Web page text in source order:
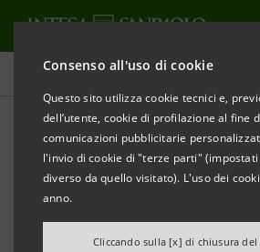
Consenso all'uso di cookie
Questo sito utilizza cookie tecnici e,
dell’utente, cookie di profilazione al fine
comunicazioni pubblicitarie
l'invio di cookie di "terze parti"
diverso da quello visitato). L'uso dei
anno.
Cliccando sulla [x] di chiusura
Comunicati stampa
STAMPA AGGIORNA
INTESA SANPAOLO:
DI ACQUISTO DI AZIONI
ALL’ANNULLAMENTO NEL
AGOSTO 2024